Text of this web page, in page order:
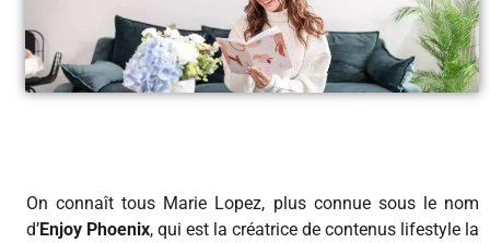
On connaît tous Marie Lopez, plus connue sous le nom
d’Enjoy Phoenix, qui est la créatrice de contenus lifestyle la